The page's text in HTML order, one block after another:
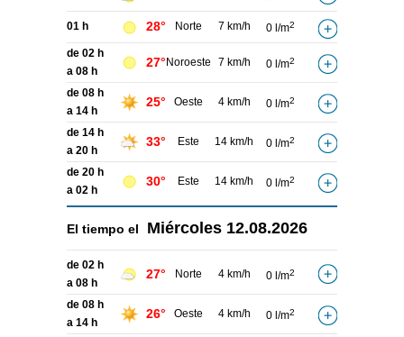
01 h 28° Norte 7 km/h 0 l/m2
de 02 h
a 08 h
27° Noroeste 7 km/h 0 l/m2
de 08 h
a 14 h
25° Oeste 4 km/h 0 l/m2
de 14 h
a 20 h
33° Este 14 km/h 0 l/m2
de 20 h
a 02 h
30° Este 14 km/h 0 l/m2
El tiempo el Miércoles 12.08.2026
de 02 h
a 08 h
27° Norte 4 km/h 0 l/m2
de 08 h
a 14 h
26° Oeste 4 km/h 0 l/m2